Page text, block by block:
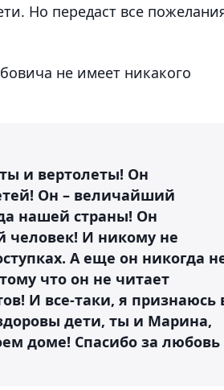
Но передаст все
не имеет никакого
и вертолеты! Он
Он – величайший
нашей страны! Он
человек! И никому не
А еще он никогда
что он не читает
И все-таки, я признаюсь
дети, ты и Марина,
доме! Спасибо за любовь